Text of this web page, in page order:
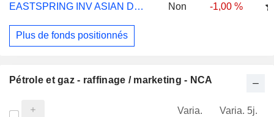
EASTSPRING INV ASIAN DYNAMIC A
Non -1,00 %
Plus de fonds positionnés
Pétrole et gaz - raffinage / marketing - NCA
Varia. Varia. 5j.